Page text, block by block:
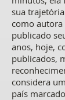
sua
como autora
publicado
anos, hoje,
publicados,
considera
país